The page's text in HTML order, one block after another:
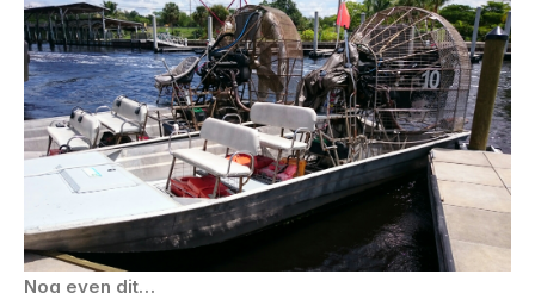
Nog even dit…